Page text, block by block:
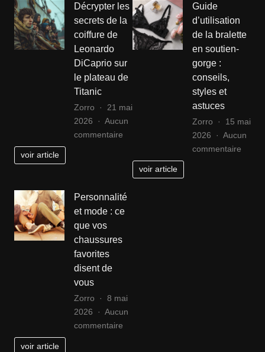
votre
allié
pour
réussir
dans
la
Décrypter les
secrets de la
coiffure de
Leonardo
DiCaprio sur
le plateau de
Titanic
Zorro
21 mai
2026
Aucun
commentairesur
les
secrets
la
coiffure
Leonardo
plateau
de
Titanic
voir article
Guide
d’utilisation
de la bralette
en soutien-
gorge :
conseils,
styles et
astuces
Zorro
15 mai
2026
Aucun
commentaire
voir article
Personnalité
et mode : ce
que vos
chaussures
favorites
disent de
vous
Zorro
8 mai
2026
Aucun
commentairesur
voir article